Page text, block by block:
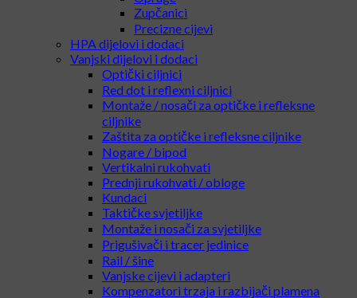
Zupčanici
Precizne cijevi
HPA dijelovi i dodaci
Vanjski dijelovi i dodaci
Optički ciljnici
Red dot i reflexni ciljnici
Montaže / nosači za optičke i refleksne
ciljnike
Zaštita za optičke i refleksne ciljnike
Nogare / bipod
Vertikalni rukohvati
Prednji rukohvati / obloge
Kundaci
Taktičke svjetiljke
Montaže i nosači za svjetiljke
Prigušivači i tracer jedinice
Rail / šine
Vanjske cijevi i adapteri
Kompenzatori trzaja i razbijači plamena